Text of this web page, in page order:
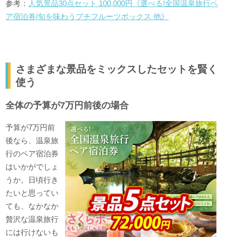
参考： 人気景品30点セット 100,000円《選べる!全国温泉旅行ペ
ア宿泊券/旬を味わうプチフルーツボックス 他》
さまざまな景品をミックスしたセットを賢く
使う
全体の予算が7万円前後の場合
予算が7万円前
後なら、温泉旅
行のペア宿泊券
はいかがでしょ
うか。日頃行き
たいと思ってい
ても、なかなか
贅沢な温泉旅行
には行けないも